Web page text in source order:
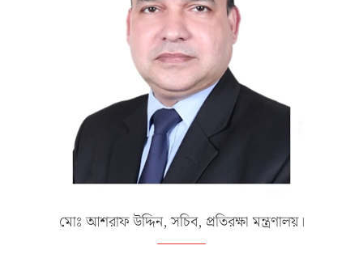
মোঃ আশরাফ উদ্দিন, সচিব, প্রতিরক্ষা মন্ত্রণালয়।